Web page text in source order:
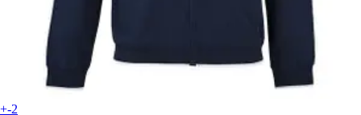
+-2